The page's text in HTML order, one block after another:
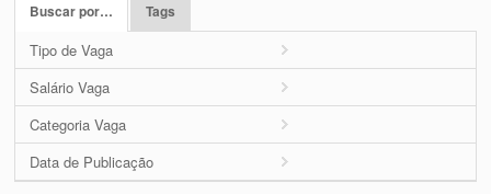
Buscar por… Tags
Tipo de Vaga
Salário Vaga
Categoria Vaga
Data de Publicação